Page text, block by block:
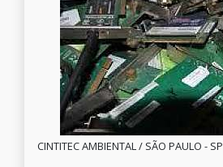
CINTITEC AMBIENTAL / SÃO PAULO - SP